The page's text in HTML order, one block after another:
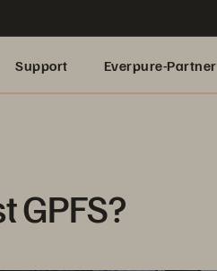
Support Everpure-Partner
GPFS?